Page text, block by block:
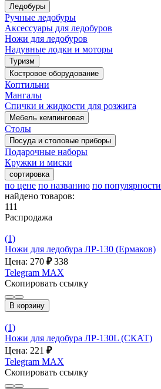
Ледобуры
Ручные ледобуры
Аксессуары для ледобуров
Ножи для ледобуров
Надувные лодки и моторы
Туризм
Костровое оборудование
Коптильни
Мангалы
Спички и жидкости для розжига
Мебель кемпинговая
Столы
Посуда и столовые приборы
Подарочные наборы
Кружки и миски
сортировка
по цене по названию по популярности
найдено товаров:
111
Распродажа
(1)
Ножи для ледобура ЛР-130 (Ермаков)
Цена: 270 ₽ 338
Telegram MAX
Скопировать ссылку
В корзину
(1)
Ножи для ледобура ЛР-130L (СКАТ)
Цена: 221 ₽
Telegram MAX
Скопировать ссылку